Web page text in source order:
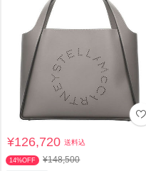
¥126,720送料込
14%OFF ¥148,500